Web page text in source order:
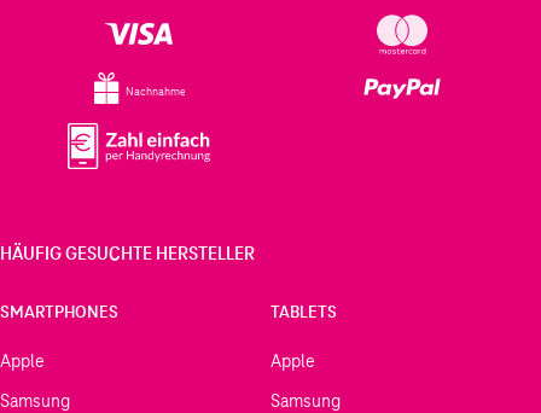
Nachnahme
HÄUFIG GESUCHTE HERSTELLER
SMARTPHONES
Apple
Samsung
TABLETS
Apple
Samsung